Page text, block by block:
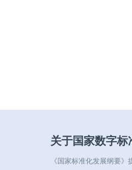
关于国家数字标
《国家标准化发展纲要》